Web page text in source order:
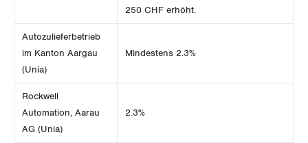
Jura
Luzern
Nidwalden
250 CHF erhöht.
Autozulieferbetrieb
im Kanton Aargau
(Unia)
Mindestens 2.3%
Rockwell
Automation, Aarau
AG (Unia)
2.3%